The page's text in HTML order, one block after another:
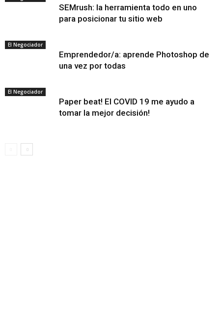
SEMrush: la herramienta todo en uno
para posicionar tu sitio web
El Negociador
Emprendedor/a: aprende Photoshop de
una vez por todas
El Negociador
Paper beat! El COVID 19 me ayudo a
tomar la mejor decisión!